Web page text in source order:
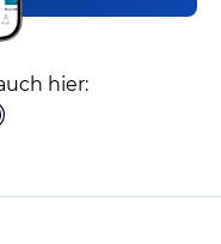
hier: